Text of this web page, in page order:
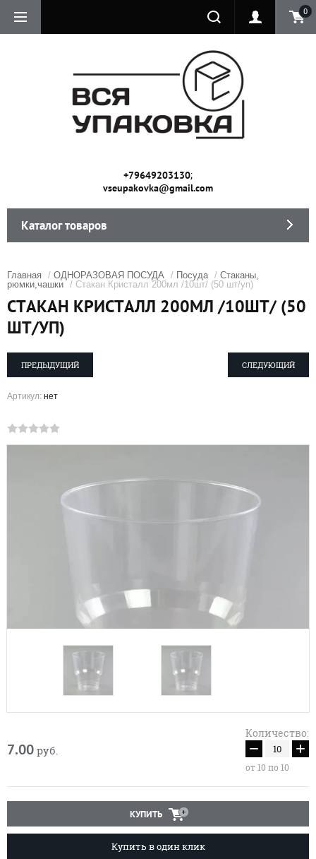
0
+79649203130;
vseupakovka@gmail.com
Каталог товаров
Главная / ОДНОРАЗОВАЯ ПОСУДА / Посуда / Стаканы,
рюмки,чашки / Стакан Кристалл 200мл /10шт/ (50 шт/уп)
СТАКАН КРИСТАЛЛ 200МЛ /10ШТ/ (50
ШТ/УП)
ПРЕДЫДУЩИЙ СЛЕДУЮЩИЙ
Артикул: нет
7.00 руб.
Количество:
− +
от 10 по 10
КУПИТЬ
Купить в один клик